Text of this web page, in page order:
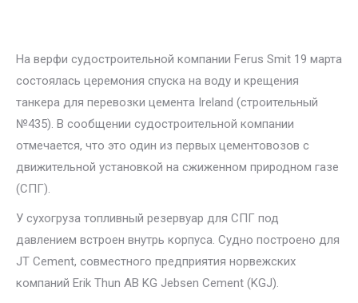
На верфи судостроительной компании Ferus Smit 19 марта
состоялась церемония спуска на воду и крещения
танкера для перевозки цемента Ireland (строительный
№435). В сообщении судостроительной компании
отмечается, что это один из первых цементовозов с
движительной установкой на сжиженном природном газе
(СПГ).
У сухогруза топливный резервуар для СПГ под
давлением встроен внутрь корпуса. Судно построено для
JT Cement, совместного предприятия норвежских
компаний Erik Thun AB KG Jebsen Cement (KGJ).